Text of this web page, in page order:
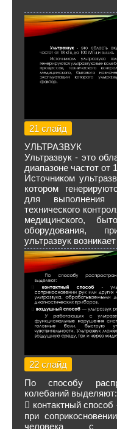
21 слайд
УЛЬТРАЗВУК
Ультразвук - это
диапазоне частот
Источником
котором
для выполнения
технического
медицинского,
оборудования,
ультразвук
22 слайд
По способу
колебаний выделяют:
 контактный способ
при
человека с